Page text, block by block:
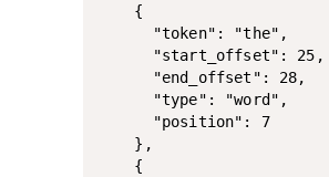
    {
      "token": "the",
      "start_offset": 25,
      "end_offset": 28,
      "type": "word",
      "position": 7
    },
    {